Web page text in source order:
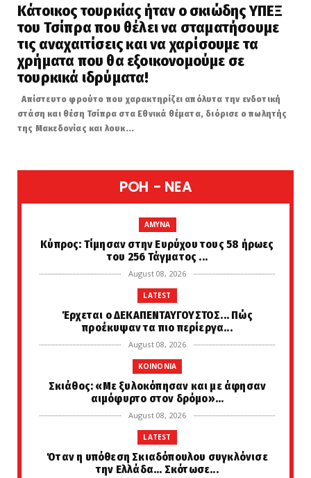
Κάτοικος τουρκίας ήταν ο σκιώδης ΥΠΕΞ
του Τσίπρα που θέλει να σταματήσουμε
τις αναχαιτίσεις και να χαρίσουμε τα
χρήματα που θα εξοικονομούμε σε
τουρκικά ιδρύματα!
Απίστευτο φρούτο που χαρακτηρίζει απόλυτα την ενδοτική
στάση και θέση Τσίπρα στα Εθνικά θέματα, διόρισε ο πωλητής
της Μακεδονίας και λουκ...
POH - NEA
AMYNA
Κύπρος: Τίμησαν στην Ευρύχου τους 58 ήρωες
του 256 Τάγματος ...
August 08, 2026
LATEST
Έρχεται ο ΔΕΚΑΠΕΝΤΑΥΓΟΥΣΤΟΣ... Πώς
προέκυψαν τα πιο περίεργα...
August 08, 2026
KOINONIA
Σκιάθος: «Με ξυλοκόπησαν και με άφησαν
αιμόφυρτο στον δρόμο»...
August 08, 2026
LATEST
Όταν η υπόθεση Σκιαδόπουλου συγκλόνισε
την Ελλάδα... Σκότωσε...